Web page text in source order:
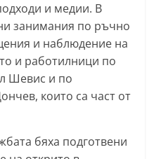
и медии. В
занимания по ръчно
и наблюдение на
и работилници по
Шевис и по
които са част от
бяха подготвени